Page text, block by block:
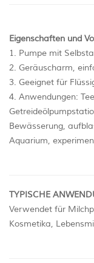
Eigenschaften und
1. Pumpe mit
2. Geräuscharm,
3. Geeignet für
4. Anwendungen:
Bewässerung,
Aquarium,
TYPISCHE
Verwendet für
Kosmetika,